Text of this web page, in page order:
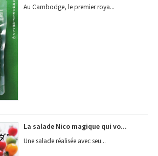
Au Cambodge, le premier roya...
La salade Nico magique qui vo...
Une salade réalisée avec seu...